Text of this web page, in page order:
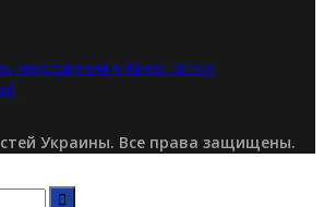
народження в Києві: огляд
Украины. Все права защищены.